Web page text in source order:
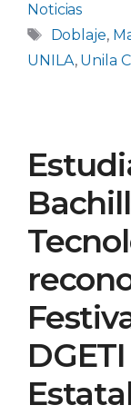
Noticias
Etiquetas
Doblaje,
UNILA, Unila